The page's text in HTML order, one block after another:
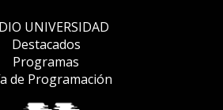
UNIVERSIDAD
Destacados
Programas
de Programación